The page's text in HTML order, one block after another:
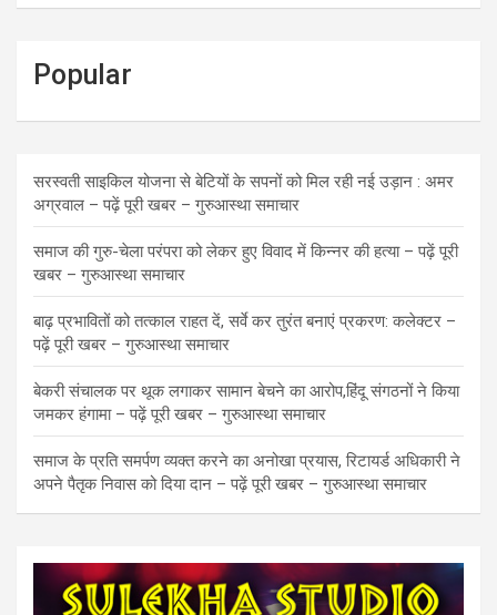
Popular
सरस्वती साइकिल योजना से बेटियों के सपनों को मिल रही नई उड़ान : अमर
अग्रवाल – पढ़ें पूरी खबर – गुरुआस्था समाचार
समाज की गुरु-चेला परंपरा को लेकर हुए विवाद में किन्नर की हत्या – पढ़ें पूरी
खबर – गुरुआस्था समाचार
बाढ़ प्रभावितों को तत्काल राहत दें, सर्वे कर तुरंत बनाएं प्रकरण: कलेक्टर –
पढ़ें पूरी खबर – गुरुआस्था समाचार
बेकरी संचालक पर थूक लगाकर सामान बेचने का आरोप,हिंदू संगठनों ने किया
जमकर हंगामा – पढ़ें पूरी खबर – गुरुआस्था समाचार
समाज के प्रति समर्पण व्यक्त करने का अनोखा प्रयास, रिटायर्ड अधिकारी ने
अपने पैतृक निवास को दिया दान – पढ़ें पूरी खबर – गुरुआस्था समाचार